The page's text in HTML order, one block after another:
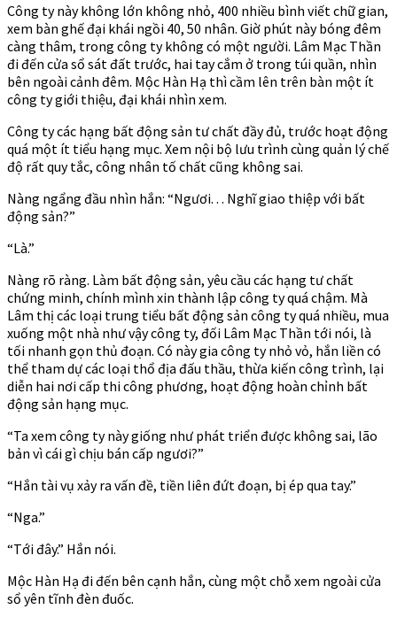
Công ty này không lớn không nhỏ, 400 nhiều bình viết chữ gian,
xem bàn ghế đại khái ngồi 40, 50 nhân. Giờ phút này bóng đêm
càng thâm, trong công ty không có một người. Lâm Mạc Thần
đi đến cửa sổ sát đất trước, hai tay cắm ở trong túi quần, nhìn
bên ngoài cảnh đêm. Mộc Hàn Hạ thì cầm lên trên bàn một ít
công ty giới thiệu, đại khái nhìn xem.
Công ty các hạng bất động sản tư chất đầy đủ, trước hoạt động
quá một ít tiểu hạng mục. Xem nội bộ lưu trình cùng quản lý chế
độ rất quy tắc, công nhân tố chất cũng không sai.
Nàng ngẩng đầu nhìn hắn: “Ngươi. . . Nghĩ giao thiệp với bất
động sản?”
“Là.”
Nàng rõ ràng. Làm bất động sản, yêu cầu các hạng tư chất
chứng minh, chính mình xin thành lập công ty quá chậm. Mà
Lâm thị các loại trung tiểu bất động sản công ty quá nhiều, mua
xuống một nhà như vậy công ty, đối Lâm Mạc Thần tới nói, là
tối nhanh gọn thủ đoạn. Có này gia công ty nhỏ vỏ, hắn liền có
thể tham dự các loại thổ địa đấu thầu, thừa kiến công trình, lại
diễn hai nơi cấp thi công phương, hoạt động hoàn chỉnh bất
động sản hạng mục.
“Ta xem công ty này giống như phát triển được không sai, lão
bản vì cái gì chịu bán cấp ngươi?”
“Hắn tài vụ xảy ra vấn đề, tiền liên đứt đoạn, bị ép qua tay.”
“Nga.”
“Tới đây.” Hắn nói.
Mộc Hàn Hạ đi đến bên cạnh hắn, cùng một chỗ xem ngoài cửa
sổ yên tĩnh đèn đuốc.